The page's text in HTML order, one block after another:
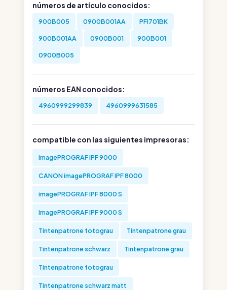
números de artículo conocidos:
900B005 0900B001AA PFI701BK
900B001AA 0900B001 900B001
0900B005
números EAN conocidos:
4960999299839 4960999631585
compatible con las siguientes impresoras:
imagePROGRAF IPF 9000
CANON imagePROGRAF IPF 8000
imagePROGRAF IPF 8000 S
imagePROGRAF IPF 9000 S
Tintenpatrone fotograu Tintenpatrone grau
Tintenpatrone schwarz Tintenpatrone grau
Tintenpatrone fotograu
Tintenpatrone schwarz matt